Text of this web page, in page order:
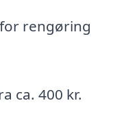
rengøring
ca. 400 kr.